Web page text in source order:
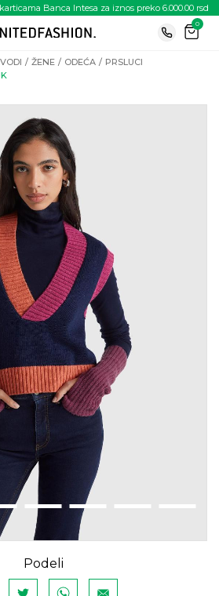
Banca Intesa za iznos preko 6.000.00 rsd
0
ŽENE ODEĆA
PRSLUCI
Podeli